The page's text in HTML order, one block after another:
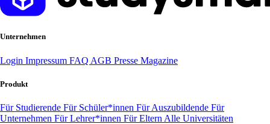
Unternehmen
Login Impressum FAQ AGB Presse Magazine
Produkt
Für Studierende Für Schüler*innen Für Auszubildende Für
Unternehmen Für Lehrer*innen Für Eltern Alle Universitäten